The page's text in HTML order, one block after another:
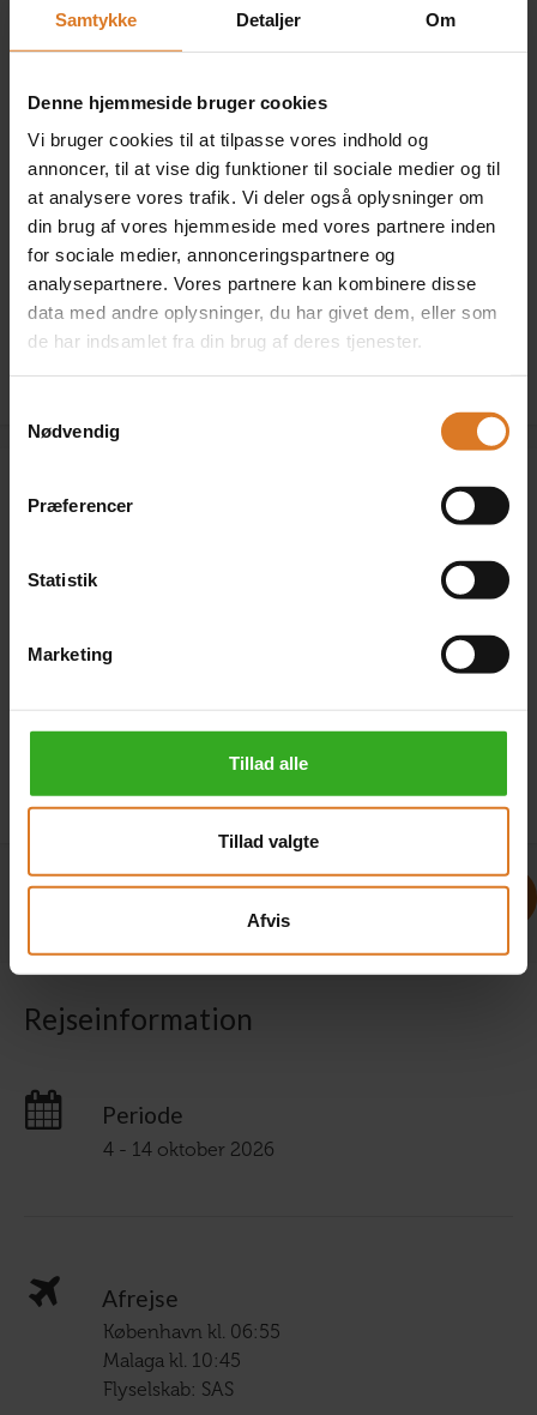
Samtykke Detaljer Om
Denne hjemmeside bruger cookies
Vi bruger cookies til at tilpasse vores indhold og
annoncer, til at vise dig funktioner til sociale medier og til
at analysere vores trafik. Vi deler også oplysninger om
din brug af vores hjemmeside med vores partnere inden
for sociale medier, annonceringspartnere og
analysepartnere. Vores partnere kan kombinere disse
data med andre oplysninger, du har givet dem, eller som
de har indsamlet fra din brug af deres tjenester.
Nødvendig
Præferencer
Statistik
Marketing
Tillad alle
Tillad valgte
Afvis
Inkluderet i rejsens pris
2 x Dobbeltværelse som
Læs mere »
Klik her for at kombinere forskellige værelsestyper »
Annoncekode
Hvor har du set rejsen? I feltet ovenfor kan du angive
Rejseinformation
Periode
4 - 14 oktober 2026
Afrejse
København kl. 06:55
Malaga kl. 10:45
Flyselskab: SAS